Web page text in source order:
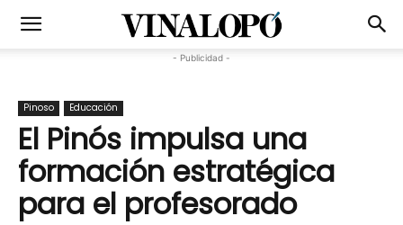
- Publicidad -
Pinoso Educación
El Pinós impulsa una
formación estratégica
para el profesorado